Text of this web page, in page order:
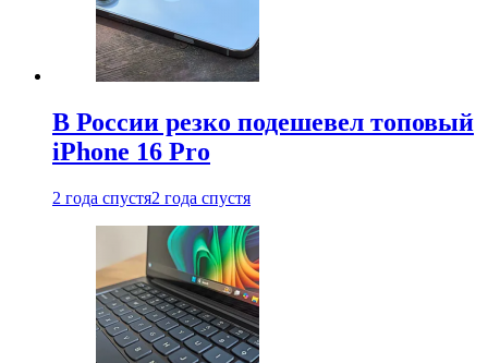
В России резко подешевел топовый
iPhone 16 Pro
2 года спустя2 года спустя